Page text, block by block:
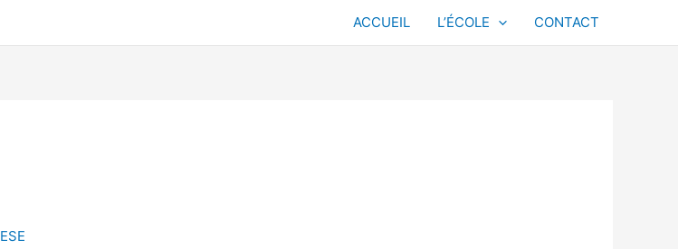
ACCUEIL L’ÉCOLE CONTACT